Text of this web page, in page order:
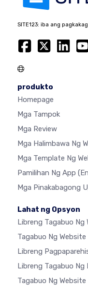
SITE123: iba ang
produkto
Homepage
Mga Tampok
Mga Review
Mga Halimbawa Ng
Mga Template Ng
Pamilihan Ng App
Mga Pinakabagong
Lahat ng Opsyon
Libreng Tagabuo Ng
Tagabuo Ng
Libreng
Libreng Tagabuo Ng
Tagabuo Ng